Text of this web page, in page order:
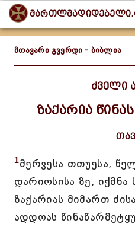
მთავარი გვერდი - ბიბლია
ძველი
ზაქარია
1მერვესა თთუესა,
დარიოსისა ზე, იქმნა
ზაქარიას მიმართ
ადდოას